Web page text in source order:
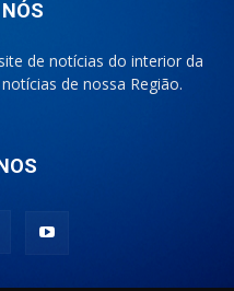
de notícias do interior da
de nossa Região.